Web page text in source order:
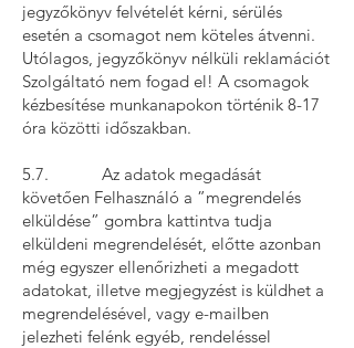
jegyzőkönyv felvételét kérni, sérülés
esetén a csomagot nem köteles átvenni.
Utólagos, jegyzőkönyv nélküli reklamációt
Szolgáltató nem fogad el! A csomagok
kézbesítése munkanapokon történik 8-17
óra közötti időszakban.
5.7. Az adatok megadását
követően Felhasználó a ”megrendelés
elküldése” gombra kattintva tudja
elküldeni megrendelését, előtte azonban
még egyszer ellenőrizheti a megadott
adatokat, illetve megjegyzést is küldhet a
megrendelésével, vagy e-mailben
jelezheti felénk egyéb, rendeléssel